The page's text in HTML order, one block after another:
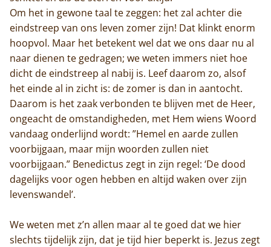
Home
Trappisten
De abdij
Actueel
Contact
Om het in gewone taal te zeggen: het zal achter die
eindstreep van ons leven zomer zijn! Dat klinkt enorm
hoopvol. Maar het betekent wel dat we ons daar nu al
naar dienen te gedragen; we weten immers niet hoe
dicht de eindstreep al nabij is. Leef daarom zo, alsof
het einde al in zicht is: de zomer is dan in aantocht.
Daarom is het zaak verbonden te blijven met de Heer,
ongeacht de omstandigheden, met Hem wiens Woord
vandaag onderlijnd wordt: ”Hemel en aarde zullen
voorbijgaan, maar mijn woorden zullen niet
voorbijgaan.” Benedictus zegt in zijn regel: ‘De dood
dagelijks voor ogen hebben en altijd waken over zijn
levenswandel’.
We weten met z’n allen maar al te goed dat we hier
slechts tijdelijk zijn, dat je tijd hier beperkt is. Jezus zegt